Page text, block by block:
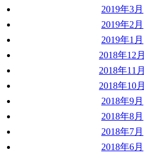
2019年3月
2019年2月
2019年1月
2018年12月
2018年11月
2018年10月
2018年9月
2018年8月
2018年7月
2018年6月